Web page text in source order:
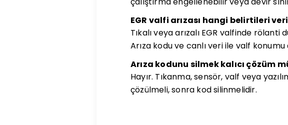
EGR valfi arızası hangi belirtileri
Tıkalı veya arızalı EGR valfinde
Arıza kodu ve canlı veri ile valf konumu
Arıza kodunu silmek kalıcı çözüm
Hayır. Tıkanma, sensör, valf veya
çözülmeli, sonra kod silinmelidir.